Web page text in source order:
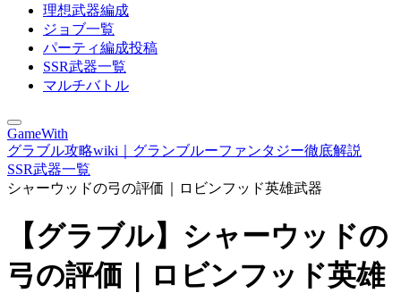
理想武器編成
ジョブ一覧
パーティ編成投稿
SSR武器一覧
マルチバトル
GameWith
グラブル攻略wiki｜グランブルーファンタジー徹底解説
SSR武器一覧
シャーウッドの弓の評価｜ロビンフッド英雄武器
【グラブル】シャーウッドの
弓の評価｜ロビンフッド英雄